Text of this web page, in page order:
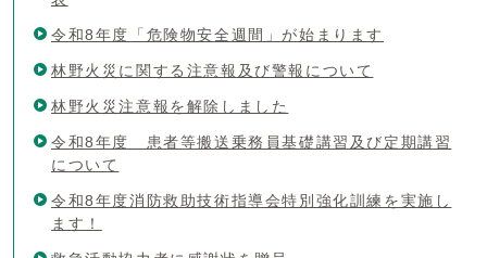
令和8年度「危険物安全週間」が始まります
林野火災に関する注意報及び警報について
林野火災注意報を解除しました
令和8年度 患者等搬送乗務員基礎講習及び定期講習
について
令和8年度消防救助技術指導会特別強化訓練を実施し
ます！